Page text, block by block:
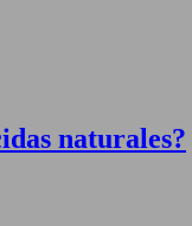
naturales?